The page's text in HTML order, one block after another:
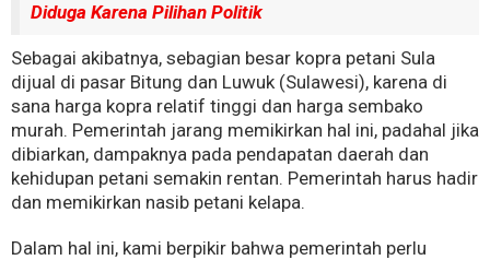
Diduga Karena Pilihan Politik
Sebagai akibatnya, sebagian besar kopra petani Sula
dijual di pasar Bitung dan Luwuk (Sulawesi), karena di
sana harga kopra relatif tinggi dan harga sembako
murah. Pemerintah jarang memikirkan hal ini, padahal jika
dibiarkan, dampaknya pada pendapatan daerah dan
kehidupan petani semakin rentan. Pemerintah harus hadir
dan memikirkan nasib petani kelapa.
Dalam hal ini, kami berpikir bahwa pemerintah perlu